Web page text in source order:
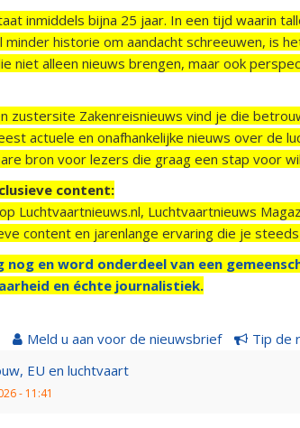
inmiddels bijna 25 jaar. In een tijd waarin
historie om aandacht schreeuwen, is
niet alleen nieuws brengen, maar ook
zustersite Zakenreisnieuws vind je die
actuele en onafhankelijke nieuws over de
bron voor lezers die graag een stap voor
content:
Luchtvaartnieuws.nl, Luchtvaartnieuws
content en jarenlange ervaring die je
nog en word onderdeel van een
en échte journalistiek.
Meld u aan voor de nieuwsbrief
Tip de
EU en luchtvaart
- 11:41